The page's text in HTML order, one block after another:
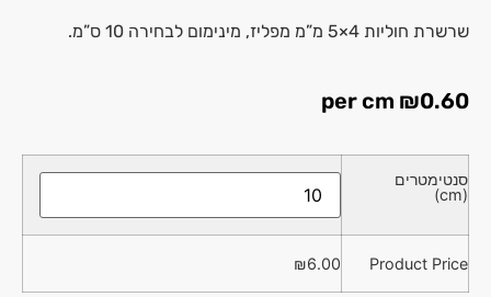
שרשרת חוליות 4×5 מ”מ מפליז, מינימום לבחירה 10 ס”מ.
₪0.60
סנטימטרים
(cm)
Product Price
₪6.00